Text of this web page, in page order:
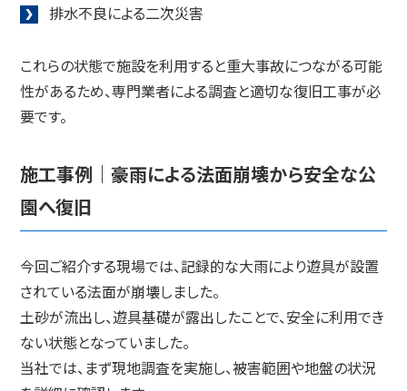
排水不良による二次災害
これらの状態で施設を利用すると重大事故につながる可能
性があるため、専門業者による調査と適切な復旧工事が必
要です。
施工事例｜豪雨による法面崩壊から安全な公
園へ復旧
今回ご紹介する現場では、記録的な大雨により遊具が設置
されている法面が崩壊しました。
土砂が流出し、遊具基礎が露出したことで、安全に利用でき
ない状態となっていました。
当社では、まず現地調査を実施し、被害範囲や地盤の状況